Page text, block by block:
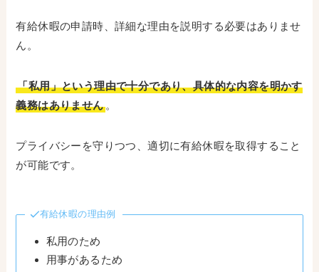
有給休暇の申請時、詳細な理由を説明する必要はありませ
ん。
「私用」という理由で十分であり、具体的な内容を明かす
義務はありません。
プライバシーを守りつつ、適切に有給休暇を取得すること
が可能です。
有給休暇の理由例
私用のため
用事があるため